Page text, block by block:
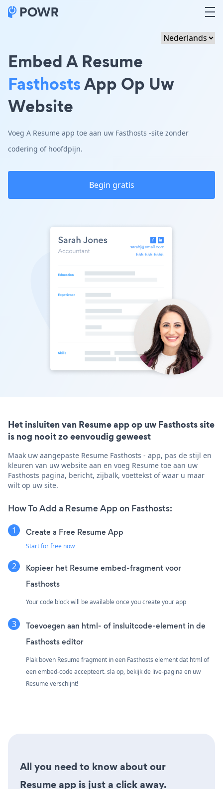
Embed A Resume
FasthostsApp Op Uw
Website
Voeg A Resume app toe aan uw Fasthosts -site zonder
codering of hoofdpijn.
Begin gratis
Het insluiten van Resume app op uw Fasthosts site
is nog nooit zo eenvoudig geweest
Maak uw aangepaste Resume Fasthosts - app, pas de stijl en
kleuren van uw website aan en voeg Resume toe aan uw
Fasthosts pagina, bericht, zijbalk, voettekst of waar u maar
wilt op uw site.
How To Add a Resume App on Fasthosts:
Create a Free Resume App
Start for free now
Kopieer het Resume embed-fragment voor
Fasthosts
Your code block will be available once you create your app
Toevoegen aan html- of insluitcode-element in de
Fasthosts editor
Plak boven Resume fragment in een Fasthosts element dat html of
een embed-code accepteert. sla op, bekijk de live-pagina en uw
Resume verschijnt!
All you need to know about our
Resume app is just a click away.